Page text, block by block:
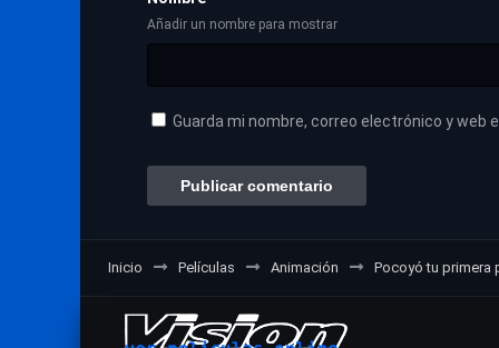
Añadir un nombre para mostrar
Guarda mi nombre, correo electrónico y web
Inicio Películas Animación Pocoyó tu primera